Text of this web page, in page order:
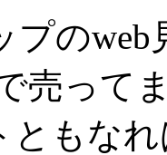
プの
売って
もな